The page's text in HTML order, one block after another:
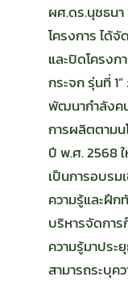
ผศ.ดร.นุชธน
โครงการ ได้
และปิดโครงก
กระจก รุ่นที่
พัฒนากำลังค
การผลิตตาม
ปี พ.ศ. 2568
เป็นการอบรม
ความรู้และฝึก
บริหารจัดการ
ความรู้มาประ
สามารถระบุค